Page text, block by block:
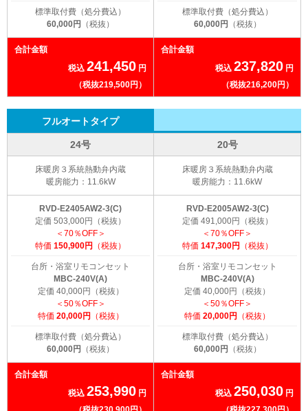
標準取付費（処分費込）
60,000円 （税抜）
標準取付費（処分費込）
60,000円 （税抜）
合計金額
税込 241,450 円
（税抜219,500円）
合計金額
税込 237,820 円
（税抜216,200円）
フルオートタイプ
24号 20号
床暖房３系統熱動弁内蔵
暖房能力：11.6kW
床暖房３系統熱動弁内蔵
暖房能力：11.6kW
RVD-E2405AW2-3(C)
定価 503,000円（税抜）
＜70％OFF＞
特価 150,900円 （税抜）
台所・浴室リモコンセット
MBC-240V(A)
定価 40,000円（税抜）
＜50％OFF＞
特価 20,000円 （税抜）
標準取付費（処分費込）
60,000円 （税抜）
RVD-E2005AW2-3(C)
定価 491,000円（税抜）
＜70％OFF＞
特価 147,300円 （税抜）
台所・浴室リモコンセット
MBC-240V(A)
定価 40,000円（税抜）
＜50％OFF＞
特価 20,000円 （税抜）
標準取付費（処分費込）
60,000円 （税抜）
合計金額
税込 253,990 円
合計金額
税込 250,030 円